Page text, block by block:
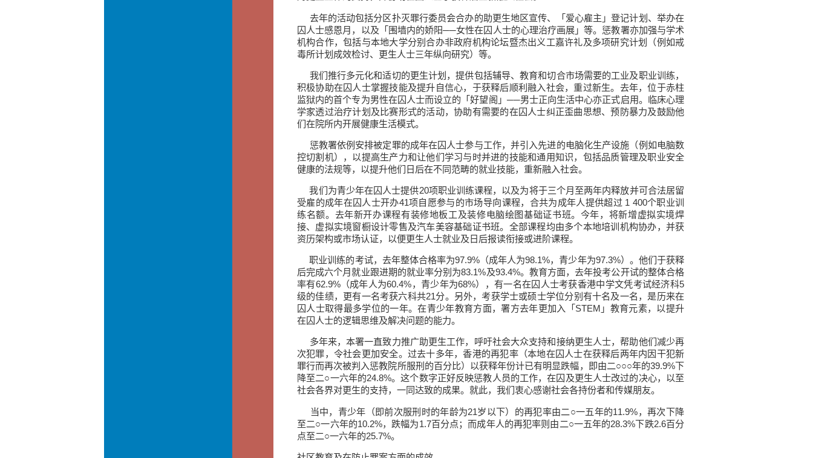
去年的活动包括分区扑灭罪行委员会合办的助更生地区宣传、「爱心雇主」登记计划、举办在
囚人士感恩月，以及「围墙内的娇阳──女性在囚人士的心理治疗画展」等。惩教署亦加强与学术
机构合作，包括与本地大学分别合办非政府机构论坛暨杰出义工嘉许礼及多项研究计划（例如戒
毒所计划成效检讨、更生人士三年纵向研究）等。
我们推行多元化和适切的更生计划，提供包括辅导、教育和切合市场需要的工业及职业训练，
积极协助在囚人士掌握技能及提升自信心，于获释后顺利融入社会，重过新生。去年，位于赤柱
监狱内的首个专为男性在囚人士而设立的「好望阁」──男士正向生活中心亦正式启用。临床心理
学家透过治疗计划及比赛形式的活动，协助有需要的在囚人士纠正歪曲思想、预防暴力及鼓励他
们在院所内开展健康生活模式。
惩教署依例安排被定罪的成年在囚人士参与工作，并引入先进的电脑化生产设施（例如电脑数
控切割机），以提高生产力和让他们学习与时并进的技能和通用知识，包括品质管理及职业安全
健康的法规等，以提升他们日后在不同范畴的就业技能，重新融入社会。
我们为青少年在囚人士提供20项职业训练课程，以及为将于三个月至两年内释放并可合法居留
受雇的成年在囚人士开办41项自愿参与的市场导向课程，合共为成年人提供超过 1 400个职业训
练名额。去年新开办课程有装修地板工及装修电脑绘图基础证书班。今年，将新增虚拟实境焊
接、虚拟实境窗橱设计零售及汽车美容基础证书班。全部课程均由多个本地培训机构协办，并获
资历架构或市场认证，以便更生人士就业及日后报读衔接或进阶课程。
职业训练的考试，去年整体合格率为97.9%（成年人为98.1%，青少年为97.3%）。他们于获释
后完成六个月就业跟进期的就业率分别为83.1%及93.4%。教育方面，去年投考公开试的整体合格
率有62.9%（成年人为60.4%，青少年为68%），有一名在囚人士考获香港中学文凭考试经济科5
级的佳绩，更有一名考获六科共21分。另外，考获学士或硕士学位分别有十名及一名，是历来在
囚人士取得最多学位的一年。在青少年教育方面，署方去年更加入「STEM」教育元素，以提升
在囚人士的逻辑思维及解决问题的能力。
多年来，本署一直致力推广助更生工作，呼吁社会大众支持和接纳更生人士，帮助他们减少再
次犯罪，令社会更加安全。过去十多年，香港的再犯率（本地在囚人士在获释后两年内因干犯新
罪行而再次被判入惩教院所服刑的百分比）以获释年份计已有明显跌幅，即由二○○○年的39.9%下
降至二○一六年的24.8%。这个数字正好反映惩教人员的工作，在囚及更生人士改过的决心，以至
社会各界对更生的支持，一同达致的成果。就此，我们衷心感谢社会各持份者和传媒朋友。
当中，青少年（即前次服刑时的年龄为21岁以下）的再犯率由二○一五年的11.9%，再次下降
至二○一六年的10.2%，跌幅为1.7百分点；而成年人的再犯率则由二○一五年的28.3%下跌2.6百分
点至二○一六年的25.7%。